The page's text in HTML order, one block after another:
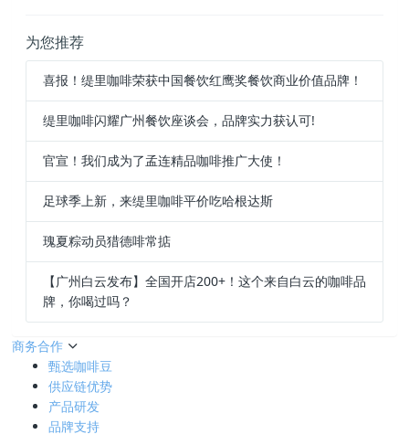
为您推荐
喜报！缇里咖啡荣获中国餐饮红鹰奖餐饮商业价值品牌！
缇里咖啡闪耀广州餐饮座谈会，品牌实力获认可!
官宣！我们成为了孟连精品咖啡推广大使！
足球季上新，来缇里咖啡平价吃哈根达斯
瑰夏粽动员猎德啡常掂
【广州白云发布】全国开店200+！这个来自白云的咖啡品
牌，你喝过吗？
商务合作
甄选咖啡豆
供应链优势
产品研发
品牌支持